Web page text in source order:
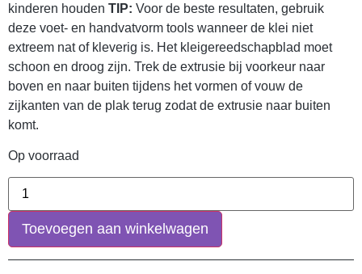
kinderen houden TIP: Voor de beste resultaten, gebruik
deze voet- en handvatvorm tools wanneer de klei niet
extreem nat of kleverig is. Het kleigereedschapblad moet
schoon en droog zijn. Trek de extrusie bij voorkeur naar
boven en naar buiten tijdens het vormen of vouw de
zijkanten van de plak terug zodat de extrusie naar buiten
komt.
Op voorraad
Toevoegen aan winkelwagen